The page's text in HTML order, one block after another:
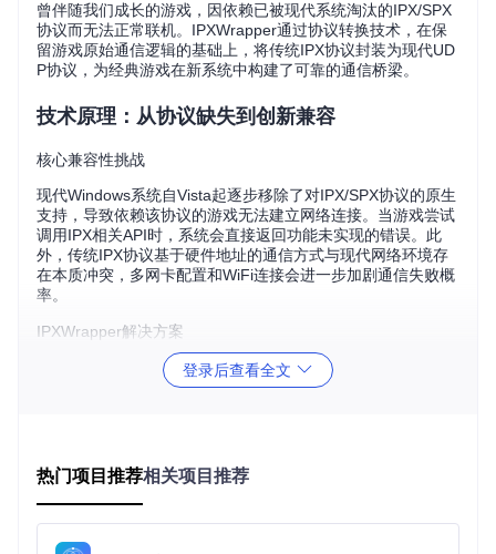
曾伴随我们成长的游戏，因依赖已被现代系统淘汰的IPX/SPX
协议而无法正常联机。IPXWrapper通过协议转换技术，在保
留游戏原始通信逻辑的基础上，将传统IPX协议封装为现代UD
P协议，为经典游戏在新系统中构建了可靠的通信桥梁。
技术原理：从协议缺失到创新兼容
核心兼容性挑战
现代Windows系统自Vista起逐步移除了对IPX/SPX协议的原生
支持，导致依赖该协议的游戏无法建立网络连接。当游戏尝试
调用IPX相关API时，系统会直接返回功能未实现的错误。此
外，传统IPX协议基于硬件地址的通信方式与现代网络环境存
在本质冲突，多网卡配置和WiFi连接会进一步加剧通信失败概
率。
IPXWrapper解决方案
IPXWrapper采用用户态协议转换架构，通过创建兼容层实现
三大核心功能：首先拦截游戏的IPX函数调用，将其转换为标
活适配不同游戏的网络需求。
登录后查看全文
热门项目推荐相关项目推荐